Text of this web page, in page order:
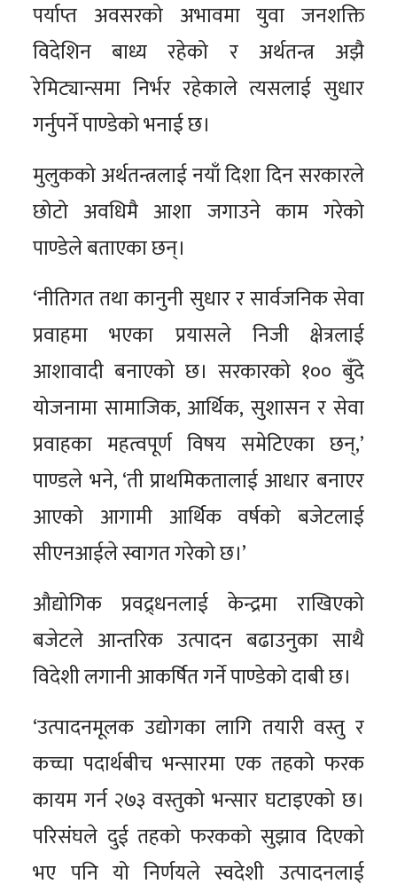
पर्याप्त अवसरको अभावमा युवा जनशक्ति
विदेशिन बाध्य रहेको र अर्थतन्त्र अझै
रेमिट्यान्समा निर्भर रहेकाले त्यसलाई सुधार
गर्नुपर्ने पाण्डेको भनाई छ।
मुलुकको अर्थतन्त्रलाई नयाँ दिशा दिन सरकारले
छोटो अवधिमै आशा जगाउने काम गरेको
पाण्डेले बताएका छन्।
‘नीतिगत तथा कानुनी सुधार र सार्वजनिक सेवा
प्रवाहमा भएका प्रयासले निजी क्षेत्रलाई
आशावादी बनाएको छ। सरकारको १०० बुँदे
योजनामा सामाजिक, आर्थिक, सुशासन र सेवा
प्रवाहका महत्वपूर्ण विषय समेटिएका छन्,’
पाण्डले भने, ‘ती प्राथमिकतालाई आधार बनाएर
आएको आगामी आर्थिक वर्षको बजेटलाई
सीएनआईले स्वागत गरेको छ।’
औद्योगिक प्रवद्र्धनलाई केन्द्रमा राखिएको
बजेटले आन्तरिक उत्पादन बढाउनुका साथै
विदेशी लगानी आकर्षित गर्ने पाण्डेको दाबी छ।
‘उत्पादनमूलक उद्योगका लागि तयारी वस्तु र
कच्चा पदार्थबीच भन्सारमा एक तहको फरक
कायम गर्न २७३ वस्तुको भन्सार घटाइएको छ।
परिसंघले दुई तहको फरकको सुझाव दिएको
भए पनि यो निर्णयले स्वदेशी उत्पादनलाई